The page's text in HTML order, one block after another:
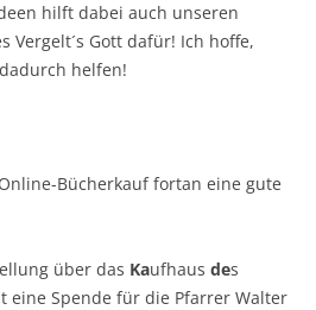
hilft dabei auch unseren
Vergelt´s Gott dafür! Ich hoffe,
helfen!
Bücherkauf fortan eine gute
über das Kaufhaus des
eine Spende für die Pfarrer Walter